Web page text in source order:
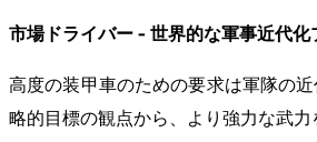
市場ドライバー - 世界的な軍事近代
高度の装甲車のための要求は軍隊の
略的目標の観点から、より強力な武